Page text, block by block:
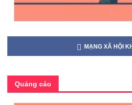
MẠNG XÃ HỘI
Quảng cáo